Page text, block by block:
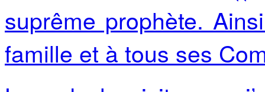
suprême prophète.
famille et à tous ses